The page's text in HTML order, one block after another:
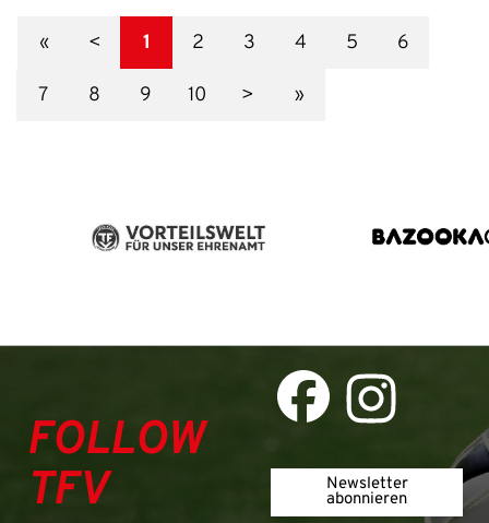
« < 1 2 3 4 5 6
7 8 9 10 > »
FOLLOW
TFV
Newsletter
abonnieren